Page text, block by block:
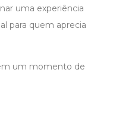
uma experiência
para quem aprecia
um momento de